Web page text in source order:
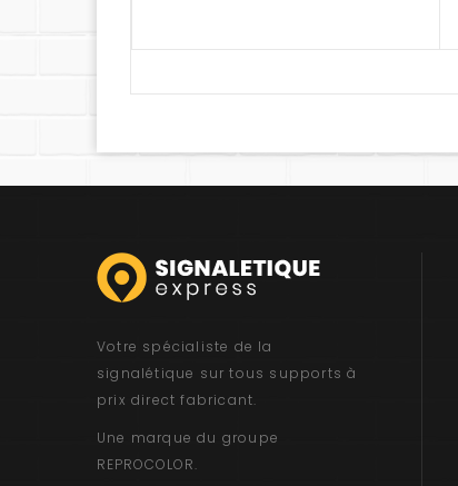
Votre spécialiste de la
signalétique sur tous supports à
prix direct fabricant.
Une marque du groupe
REPROCOLOR.